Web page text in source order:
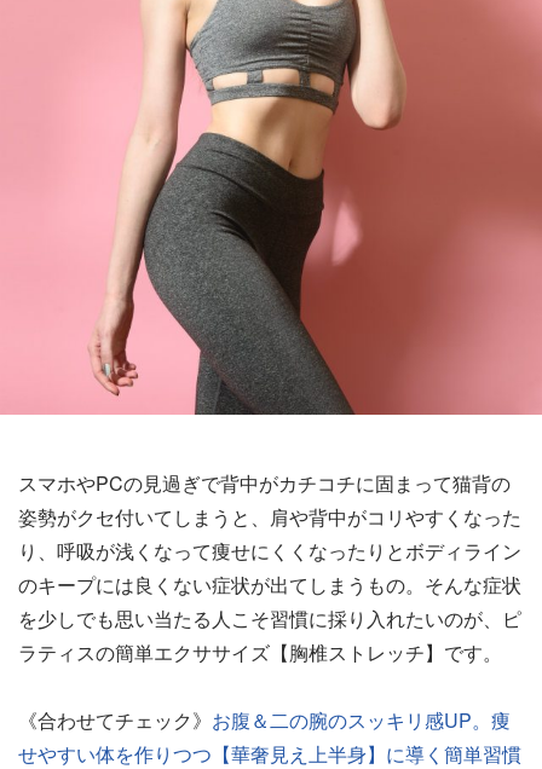
スマホやPCの見過ぎで背中がカチコチに固まって猫背の
姿勢がクセ付いてしまうと、肩や背中がコリやすくなった
り、呼吸が浅くなって痩せにくくなったりとボディライン
のキープには良くない症状が出てしまうもの。そんな症状
を少しでも思い当たる人こそ習慣に採り入れたいのが、ピ
ラティスの簡単エクササイズ【胸椎ストレッチ】です。
《合わせてチェック》 お腹＆二の腕のスッキリ感UP。痩
せやすい体を作りつつ【華奢見え上半身】に導く簡単習慣